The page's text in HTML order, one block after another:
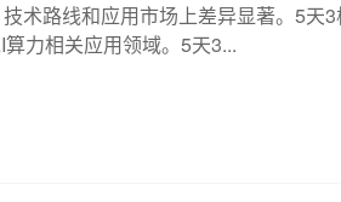
术路线和应用市场上差异显著。5天
力相关应用领域。5天3...